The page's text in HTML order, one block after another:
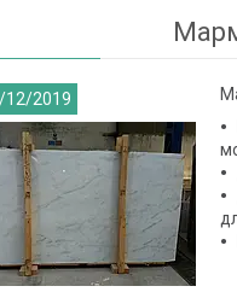
12/2019